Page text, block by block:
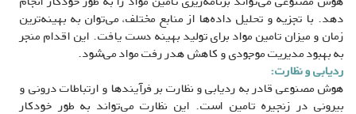
دهد. با تجزیه و تحلیل داده‌ها از منابع مختلف، می‌توان به بهینه‌ترین
زمان و میزان تامین مواد برای تولید بهینه دست یافت. این اقدام منجر
به بهبود مدیریت موجودی و کاهش هدر رفت مواد می‌شود.
ردیابی و نظارت:
هوش مصنوعی قادر به ردیابی و نظارت بر فرآیندها و ارتباطات درونی و
بیرونی در زنجیره تامین است. این نظارت می‌تواند به طور خودکار